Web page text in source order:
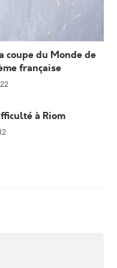
coupe du Monde de
française
à Riom